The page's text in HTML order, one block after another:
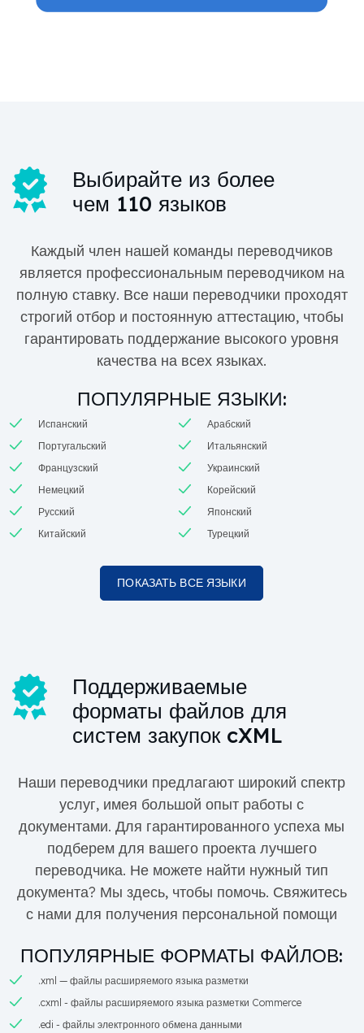
Выбирайте из более
чем 110 языков
Каждый член нашей команды переводчиков
является профессиональным переводчиком на
полную ставку. Все наши переводчики проходят
строгий отбор и постоянную аттестацию, чтобы
гарантировать поддержание высокого уровня
качества на всех языках.
ПОПУЛЯРНЫЕ ЯЗЫКИ:
Испанский
Португальский
Французский
Немецкий
Русский
Китайский
Арабский
Итальянский
Украинский
Корейский
Японский
Турецкий
ПОКАЗАТЬ ВСЕ ЯЗЫКИ
Поддерживаемые
форматы файлов для
систем закупок cXML
Наши переводчики предлагают широкий спектр
услуг, имея большой опыт работы с
документами. Для гарантированного успеха мы
подберем для вашего проекта лучшего
переводчика. Не можете найти нужный тип
документа? Мы здесь, чтобы помочь. Свяжитесь
с нами для получения персональной помощи
ПОПУЛЯРНЫЕ ФОРМАТЫ ФАЙЛОВ:
.xml — файлы расширяемого языка разметки
.cxml - файлы расширяемого языка разметки Commerce
.edi - файлы электронного обмена данными